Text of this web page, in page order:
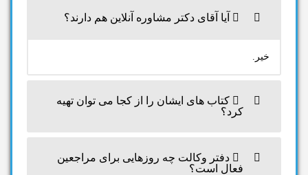
آیا آقای دکتر مشاوره آنلاین هم دارند؟
کتاب های ایشان را از کجا می توان تهیه
کرد؟
دفتر وکالت چه روزهایی برای مراجعین
فعال است؟